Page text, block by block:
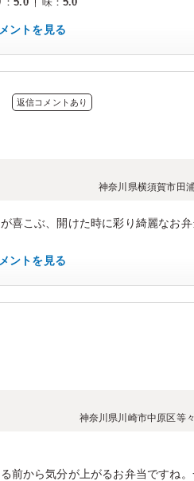
ントを見る
返信コメントあり
神奈川県横須賀市田
喜こぶ、開けた時に彩り綺麗なお
ントを見る
神奈川県川崎市中原区等
前から気分が上がるお弁当ですね